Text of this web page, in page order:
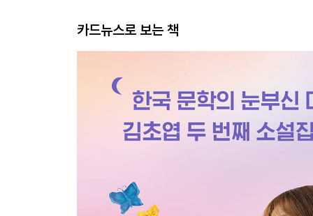
카드뉴스로 보는 책